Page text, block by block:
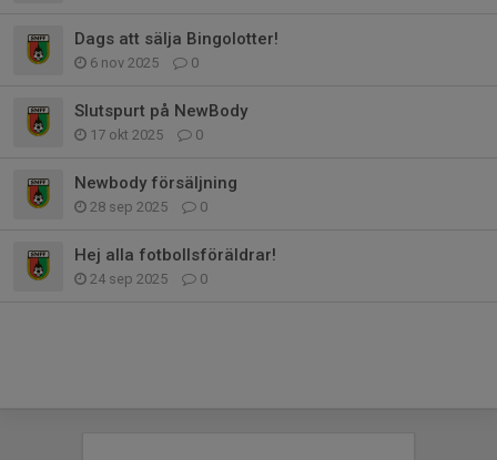
Dags att sälja Bingolotter!
6 nov 2025 0
Slutspurt på NewBody
17 okt 2025 0
Newbody försäljning
28 sep 2025 0
Hej alla fotbollsföräldrar!
24 sep 2025 0